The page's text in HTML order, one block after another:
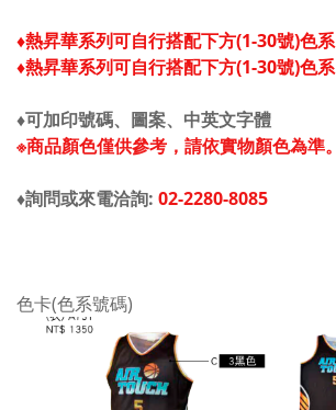
♦熱昇華系列可自行搭配下方(1-30號)色系
♦熱昇華系列可自行搭配下方(1-30號)色系
♦可加印號碼、圖案、中英文字體
※商品顏色僅供參考，請依實物顏色為準。
♦詢問或來電洽詢: 02-2280-8085
色卡(色系號碼)